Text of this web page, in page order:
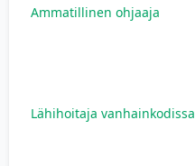
Ammatillinen ohjaaja
Lähihoitaja vanhainkodissa